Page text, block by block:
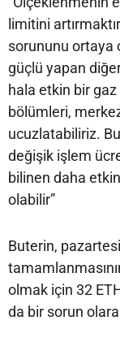
limitini
sorununu ortaya
güçlü yapan
hala etkin bir gaz
bölümleri,
ucuzlatabiliriz.
değişik işlem
bilinen daha etkin
olabilir”
Buterin, pazartesi
olmak için 32
da bir sorun